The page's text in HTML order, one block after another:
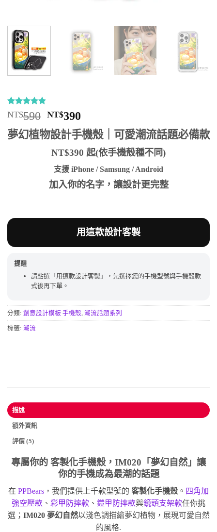
評分4.8/
5，已有
5
位顧客進
行評分
NT$590 原
始
價
格：
NT$590。
NT$390
前
價
格：
NT$390。
夢幻植物設計手機殼｜可愛潮流話題必備款
NT$390 起(依手機殼種不同)
支援 iPhone / Samsung / Android
加入你的名字，讓設計更完整
用這款設計客製
提醒
請點選「用這款設計客製」，先選擇您的手機型號與手機殼款
式後再下單。
分類: 創意設計模板 手機殼 潮流話題系列
標籤: 潮流
描述
額外資訊
評價 (5)
專屬你的 客製化手機殼，IM020「夢幻自然」讓
你的手機成為最潮的話題
在 PPBears ，我們提供上千款型號的 客製化手機殼 。 四角加
強空壓款 、 彩甲防摔款 、 鎧甲防摔款與鏡頭支架款任你挑
選； IM020 夢幻自然以淺色調描繪夢幻植物，展現可愛自然
的風格.